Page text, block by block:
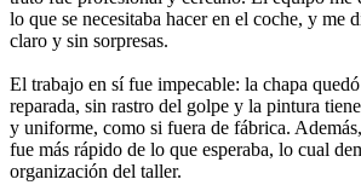
lo que se necesitaba hacer en el coche, y me
claro y sin sorpresas.
El trabajo en sí fue impecable: la chapa
reparada, sin rastro del golpe y la pintura
y uniforme, como si fuera de fábrica.
fue más rápido de lo que esperaba, lo cual
organización del taller.